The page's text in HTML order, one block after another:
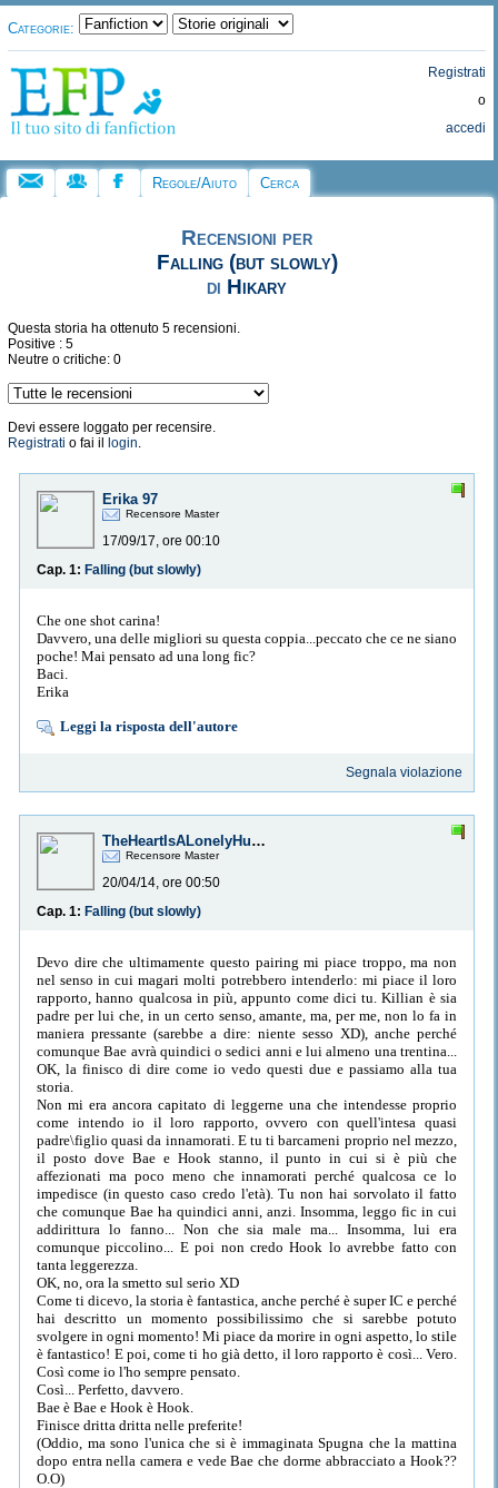
Categorie:
Registrati
o
accedi
Regole/Aiuto Cerca
Recensioni per
Falling (but slowly)
di Hikary
Questa storia ha ottenuto 5 recensioni.
Positive : 5
Neutre o critiche: 0
Devi essere loggato per recensire.
Registrati o fai il login.
Erika 97
Recensore Master
17/09/17, ore 00:10
Cap. 1: Falling (but slowly)
Che one shot carina!
Davvero, una delle migliori su questa coppia...peccato che ce ne siano
poche! Mai pensato ad una long fic?
Baci.
Erika
Leggi la risposta dell'autore
Segnala violazione
TheHeartIsALonelyHunter
Recensore Master
20/04/14, ore 00:50
Cap. 1: Falling (but slowly)
Devo dire che ultimamente questo pairing mi piace troppo, ma non
nel senso in cui magari molti potrebbero intenderlo: mi piace il loro
rapporto, hanno qualcosa in più, appunto come dici tu. Killian è sia
padre per lui che, in un certo senso, amante, ma, per me, non lo fa in
maniera pressante (sarebbe a dire: niente sesso XD), anche perché
comunque Bae avrà quindici o sedici anni e lui almeno una trentina...
OK, la finisco di dire come io vedo questi due e passiamo alla tua
storia.
Non mi era ancora capitato di leggerne una che intendesse proprio
come intendo io il loro rapporto, ovvero con quell'intesa quasi
padre\figlio quasi da innamorati. E tu ti barcameni proprio nel mezzo,
il posto dove Bae e Hook stanno, il punto in cui si è più che
affezionati ma poco meno che innamorati perché qualcosa ce lo
impedisce (in questo caso credo l'età). Tu non hai sorvolato il fatto
che comunque Bae ha quindici anni, anzi. Insomma, leggo fic in cui
addirittura lo fanno... Non che sia male ma... Insomma, lui era
comunque piccolino... E poi non credo Hook lo avrebbe fatto con
tanta leggerezza.
OK, no, ora la smetto sul serio XD
Come ti dicevo, la storia è fantastica, anche perché è super IC e perché
hai descritto un momento possibilissimo che si sarebbe potuto
svolgere in ogni momento! Mi piace da morire in ogni aspetto, lo stile
è fantastico! E poi, come ti ho già detto, il loro rapporto è così... Vero.
Così come io l'ho sempre pensato.
Così... Perfetto, davvero.
Bae è Bae e Hook è Hook.
Finisce dritta dritta nelle preferite!
(Oddio, ma sono l'unica che si è immaginata Spugna che la mattina
dopo entra nella camera e vede Bae che dorme abbracciato a Hook??
O.O)